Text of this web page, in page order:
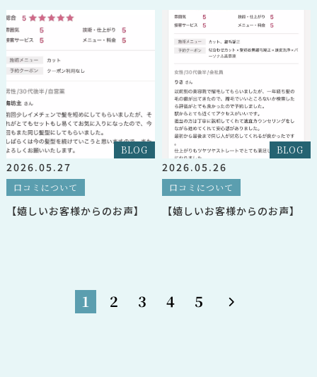
BLOG
2026.05.27
口コミについて
【嬉しいお客様からのお声】
BLOG
2026.05.26
口コミについて
【嬉しいお客様からのお声】
1 2 3 4 5